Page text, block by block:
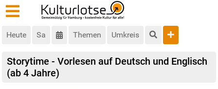
Heute Sa Themen Umkreis
Storytime - Vorlesen auf Deutsch und Englisch
(ab 4 Jahre)